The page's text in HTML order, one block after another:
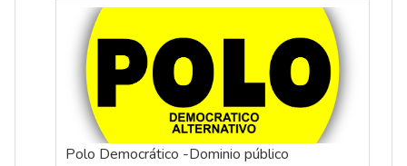
Polo Democrático -Dominio público